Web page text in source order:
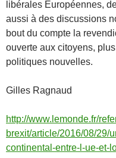
libérales Européennes,
aussi à des discussions
bout du compte la
ouverte aux citoyens,
politiques nouvelles.
Gilles Ragnaud
http://www.lemonde.fr/
brexit/article/2016/08/29/
continental-entre-l-ue-et-